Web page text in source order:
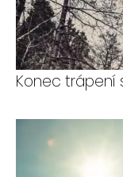
Konec trápení